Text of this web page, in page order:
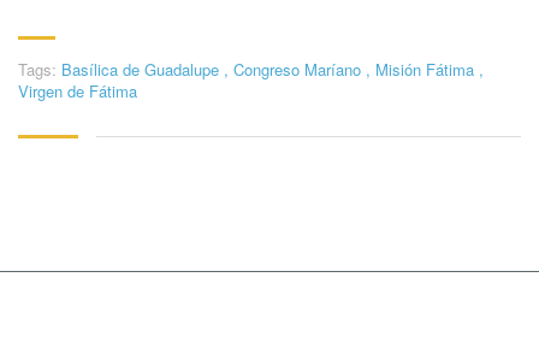
Tags: Basílica de Guadalupe , Congreso Maríano , Misión Fátima ,
Virgen de Fátima